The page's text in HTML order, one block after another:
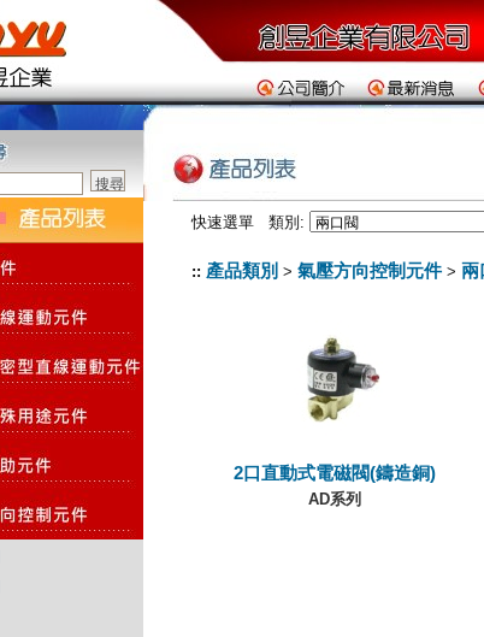
快速選單 類別:
:: 產品類別 > 氣壓方向控制元件 > 兩
2口直動式電磁閥(鑄造銅)
AD系列